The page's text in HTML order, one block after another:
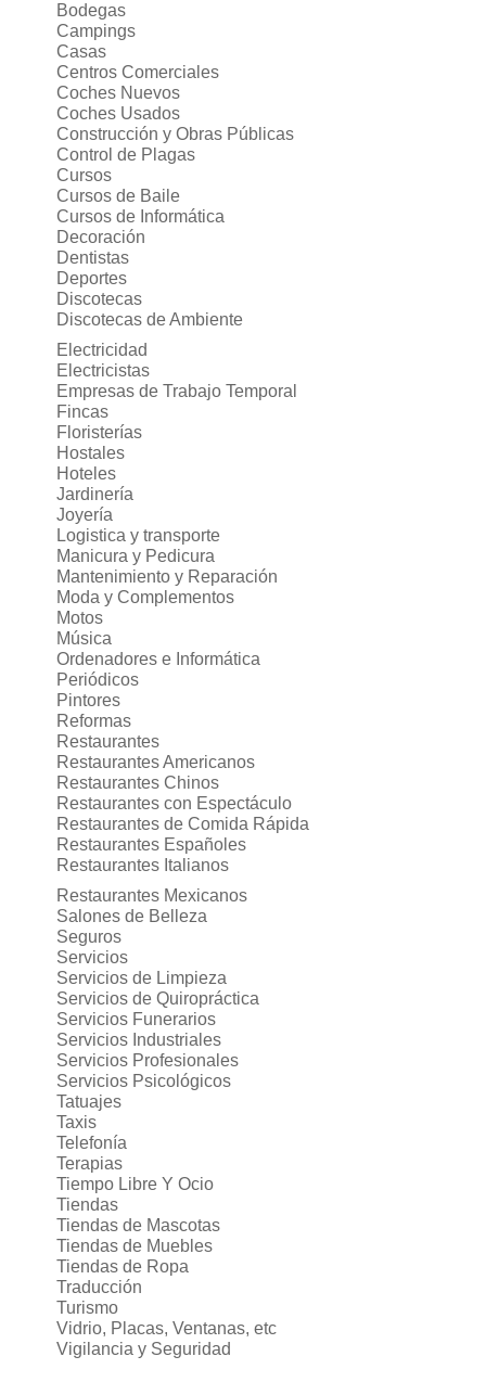
Bodegas
Campings
Casas
Centros Comerciales
Coches Nuevos
Coches Usados
Construcción y Obras Públicas
Control de Plagas
Cursos
Cursos de Baile
Cursos de Informática
Decoración
Dentistas
Deportes
Discotecas
Discotecas de Ambiente
Electricidad
Electricistas
Empresas de Trabajo Temporal
Fincas
Floristerías
Hostales
Hoteles
Jardinería
Joyería
Logistica y transporte
Manicura y Pedicura
Mantenimiento y Reparación
Moda y Complementos
Motos
Música
Ordenadores e Informática
Periódicos
Pintores
Reformas
Restaurantes
Restaurantes Americanos
Restaurantes Chinos
Restaurantes con Espectáculo
Restaurantes de Comida Rápida
Restaurantes Españoles
Restaurantes Italianos
Restaurantes Mexicanos
Salones de Belleza
Seguros
Servicios
Servicios de Limpieza
Servicios de Quiropráctica
Servicios Funerarios
Servicios Industriales
Servicios Profesionales
Servicios Psicológicos
Tatuajes
Taxis
Telefonía
Terapias
Tiempo Libre Y Ocio
Tiendas
Tiendas de Mascotas
Tiendas de Muebles
Tiendas de Ropa
Traducción
Turismo
Vidrio, Placas, Ventanas, etc
Vigilancia y Seguridad